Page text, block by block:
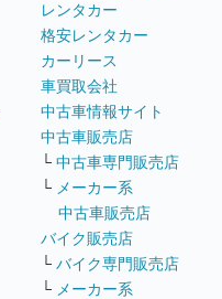
レンタカー
格安レンタカー
カーリース
車買取会社
中古車情報サイト
中古車販売店
└ 中古車専門販売店
└ メーカー系
中古車販売店
バイク販売店
└ バイク専門販売店
└ メーカー系